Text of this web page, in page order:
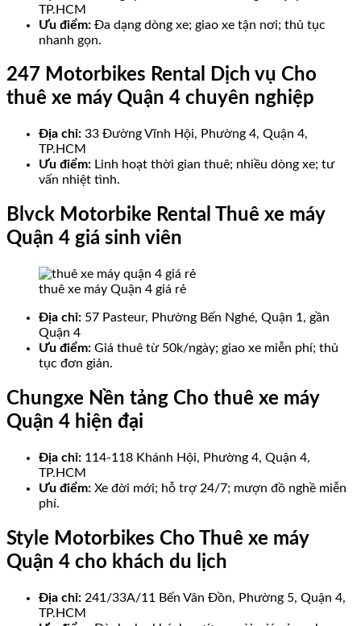
TP.HCM
Ưu điểm: Đa dạng dòng xe; giao xe tận nơi; thủ tục
nhanh gọn.
247 Motorbikes Rental Dịch vụ Cho
thuê xe máy Quận 4 chuyên nghiệp
Địa chỉ: 33 Đường Vĩnh Hội, Phường 4, Quận 4,
TP.HCM
Ưu điểm: Linh hoạt thời gian thuê; nhiều dòng xe; tư
vấn nhiệt tình.
Blvck Motorbike Rental Thuê xe máy
Quận 4 giá sinh viên
thuê xe máy Quận 4 giá rẻ
Địa chỉ: 57 Pasteur, Phường Bến Nghé, Quận 1, gần
Quận 4
Ưu điểm: Giá thuê từ 50k/ngày; giao xe miễn phí; thủ
tục đơn giản.
Chungxe Nền tảng Cho thuê xe máy
Quận 4 hiện đại
Địa chỉ: 114-118 Khánh Hội, Phường 4, Quận 4,
TP.HCM
Ưu điểm: Xe đời mới; hỗ trợ 24/7; mượn đồ nghề miễn
phí.
Style Motorbikes Cho Thuê xe máy
Quận 4 cho khách du lịch
Địa chỉ: 241/33A/11 Bến Vân Đồn, Phường 5, Quận 4,
TP.HCM